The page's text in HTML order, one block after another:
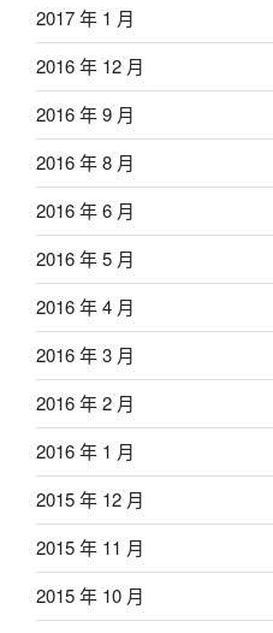
2017 年 1 月
2016 年 12 月
2016 年 9 月
2016 年 8 月
2016 年 6 月
2016 年 5 月
2016 年 4 月
2016 年 3 月
2016 年 2 月
2016 年 1 月
2015 年 12 月
2015 年 11 月
2015 年 10 月